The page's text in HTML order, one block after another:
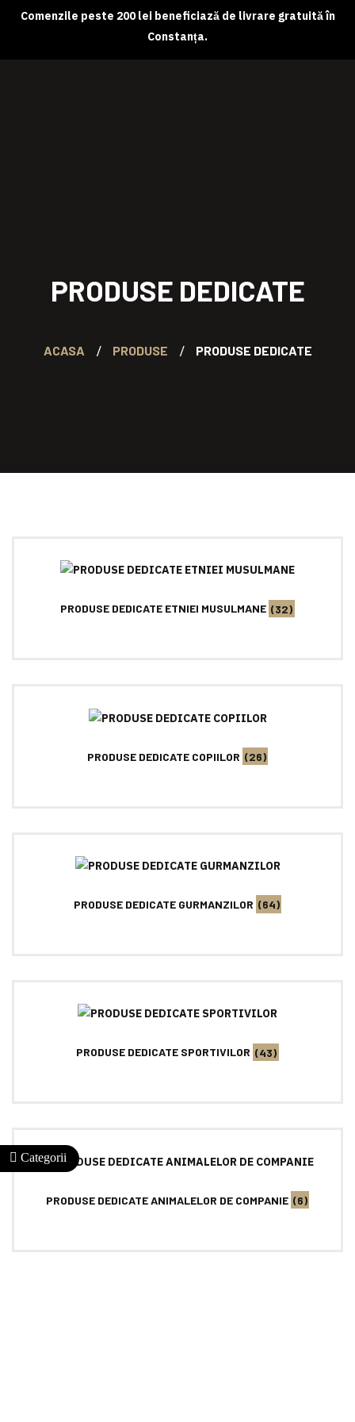
Comenzile peste 200 lei beneficiază de livrare gratuită în
Constanța.
PRODUSE DEDICATE
ACASA PRODUSE PRODUSE DEDICATE
PRODUSE DEDICATE ETNIEI MUSULMANE (32)
PRODUSE DEDICATE COPIILOR (26)
PRODUSE DEDICATE GURMANZILOR (64)
PRODUSE DEDICATE SPORTIVILOR (43)
PRODUSE DEDICATE ANIMALELOR DE COMPANIE (6)